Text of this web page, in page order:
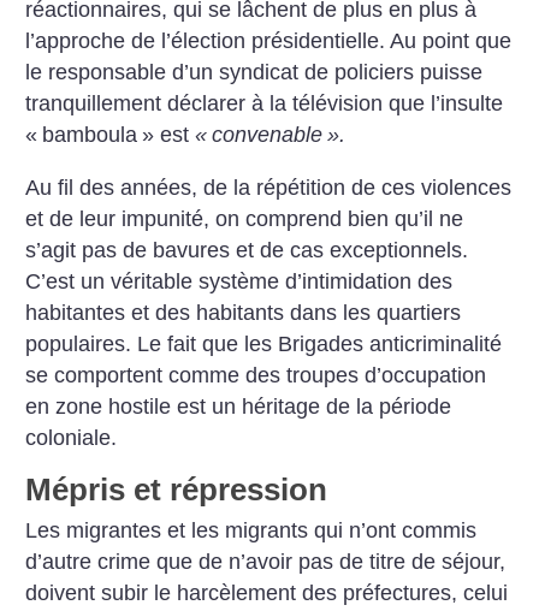
réactionnaires, qui se lâchent de plus en plus à
l’approche de l’élection présidentielle. Au point que
le responsable d’un syndicat de policiers puisse
tranquillement déclarer à la télévision que l’insulte
« bam­boula » est« convenable ».
Au fil des années, de la répétition de ces violences
et de leur impunité, on comprend bien qu’il ne
s’agit pas de bavures et de cas exceptionnels.
C’est un véritable système d’intimidation des
habitantes et des habitants dans les quartiers
populaires. Le fait que les Brigades anticriminalité
se comportent comme des troupes d’occupation
en zone hostile est un héritage de la période
coloniale.
Mépris et répression
Les migrantes et les migrants qui n’ont commis
d’autre crime que de n’avoir pas de titre de séjour,
doivent subir le harcèlement des préfectures, celui